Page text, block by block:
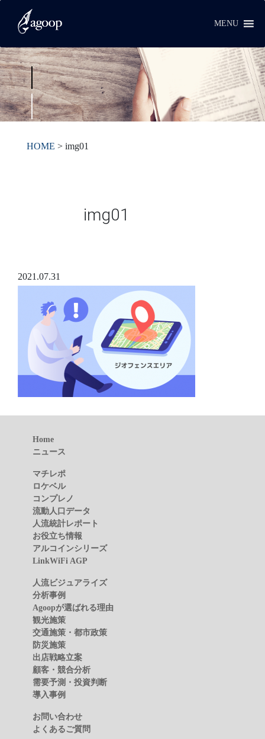
MENU
HOME > img01
img01
2021.07.31
Home
ニュース
マチレポ
ロケベル
コンプレノ
流動人口データ
人流統計レポート
お役立ち情報
アルコインシリーズ
LinkWiFi AGP
人流ビジュアライズ
分析事例
Agoopが選ばれる理由
観光施策
交通施策・都市政策
防災施策
出店戦略立案
顧客・競合分析
需要予測・投資判断
導入事例
お問い合わせ
よくあるご質問